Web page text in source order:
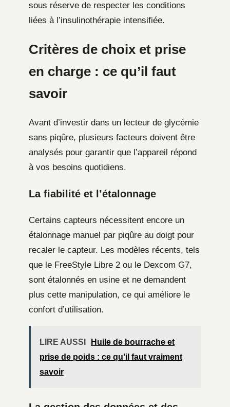
sous réserve de respecter les conditions
liées à l’insulinothérapie intensifiée.
Critères de choix et prise
en charge : ce qu’il faut
savoir
Avant d’investir dans un lecteur de glycémie
sans piqûre, plusieurs facteurs doivent être
analysés pour garantir que l’appareil répond
à vos besoins quotidiens.
La fiabilité et l’étalonnage
Certains capteurs nécessitent encore un
étalonnage manuel par piqûre au doigt pour
recaler le capteur. Les modèles récents, tels
que le FreeStyle Libre 2 ou le Dexcom G7,
sont étalonnés en usine et ne demandent
plus cette manipulation, ce qui améliore le
confort d’utilisation.
LIRE AUSSI
Huile de bourrache et
prise de poids : ce qu’il faut vraiment
savoir